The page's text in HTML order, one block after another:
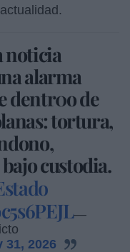
noticia
alarma
dentr0o de
tortura,
custodia.
—
31, 2026